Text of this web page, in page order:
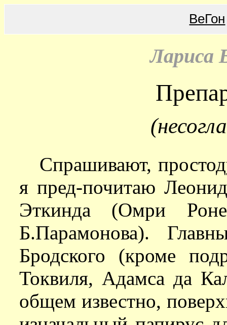
ВеГон
Лариса
Спрашивают,
я пред-почитаю
Эткинда (Омри
Б.Парамонова).
Бродского (кроме
Токвиля, Адамса да
общем известно,